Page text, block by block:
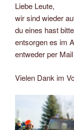
Liebe Leute,
wir sind wieder
du eines hast
entsorgen es im
entweder per
Vielen Dank im